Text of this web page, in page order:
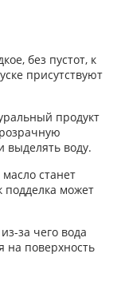
без пустот, к
присутствуют
продукт
выделять воду.
станет
подделка может
за чего вода
на поверхность